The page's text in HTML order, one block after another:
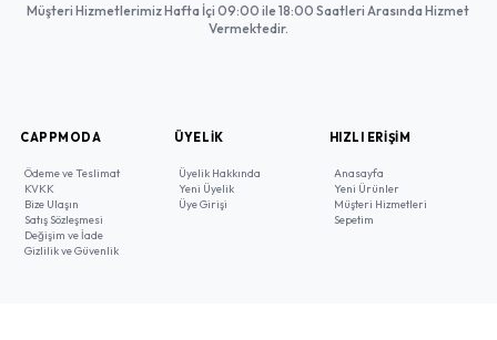
Müşteri Hizmetlerimiz Hafta İçi 09:00 ile 18:00 Saatleri Arasında Hizmet
Vermektedir.
CAPPMODA
Ödeme ve Teslimat
KVKK
Bize Ulaşın
Satış Sözleşmesi
Değişim ve İade
Gizlilik ve Güvenlik
ÜYELIK
Üyelik Hakkında
Yeni Üyelik
Üye Girişi
HIZLI ERIŞIM
Anasayfa
Yeni Ürünler
Müşteri Hizmetleri
Sepetim